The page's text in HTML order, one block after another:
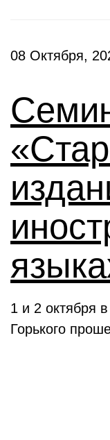
08 Октября,
1 и 2 октября
Горького